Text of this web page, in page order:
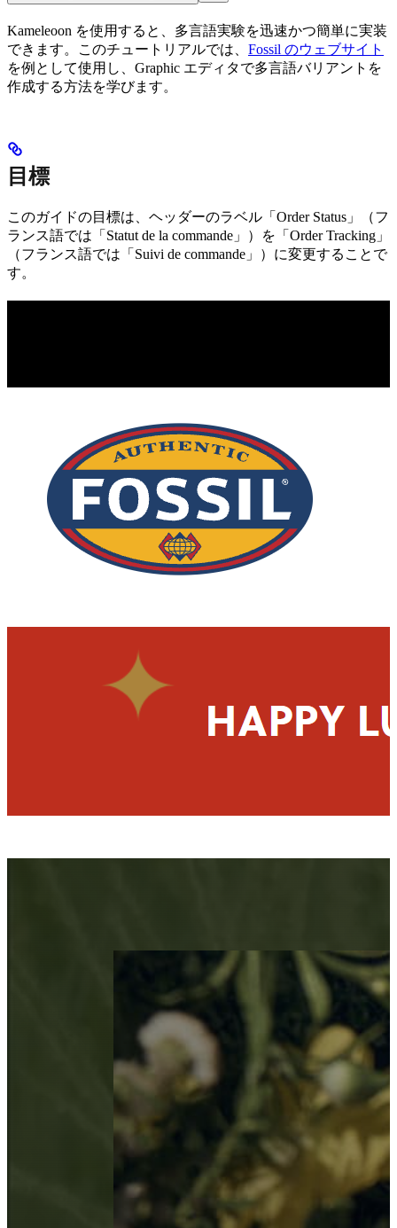
Kameleoon を使用すると、多言語実験を迅速かつ簡単に実装
できます。このチュートリアルでは、 Fossil のウェブサイト
を例として使用し、Graphic エディタで多言語バリアントを
作成する方法を学びます。
目標
このガイドの目標は、ヘッダーのラベル「Order Status」（フ
ランス語では「Statut de la commande」）を「Order Tracking」
（フランス語では「Suivi de commande」）に変更することで
す。